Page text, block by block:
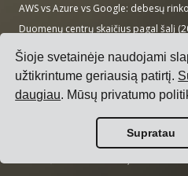
Šioje svetainėje naudojami
užtikrintume geriausią patirtį.
daugiau. Mūsų privatumo
Supratau
AWS vs Azure vs Google: debesų
Duomenų centrų skaičius pagal šalį
© 2026 Cargoson.com
Įregistruota kaip Cargoson OÜ
Reg Nr: 14545832. PVM: EE102137680.